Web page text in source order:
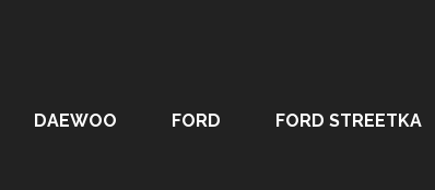
DAEWOO FORD FORD STREETKA